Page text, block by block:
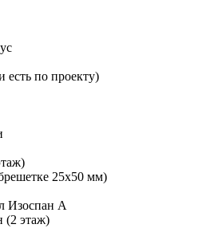
есть по проекту)
25х50 мм)
Изоспан А
(2 этаж)